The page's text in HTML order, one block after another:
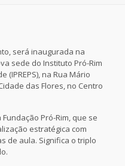
será inaugurada na
sede do Instituto Pró-Rim
(IPREPS), na Rua Mário
das Flores, no Centro
Pró-Rim, que se
estratégica com
de aula. Significa o triplo